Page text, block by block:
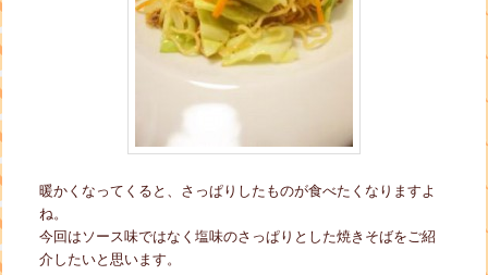
暖かくなってくると、さっぱりしたものが食べたくなりますよ
ね。
今回はソース味ではなく塩味のさっぱりとした焼きそばをご紹
介したいと思います。